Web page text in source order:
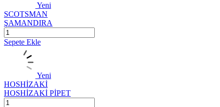
Yeni
SCOTSMAN
ŞAMANDIRA
Sepete Ekle
Yeni
HOSHİZAKİ
HOSHİZAKİ PİPET